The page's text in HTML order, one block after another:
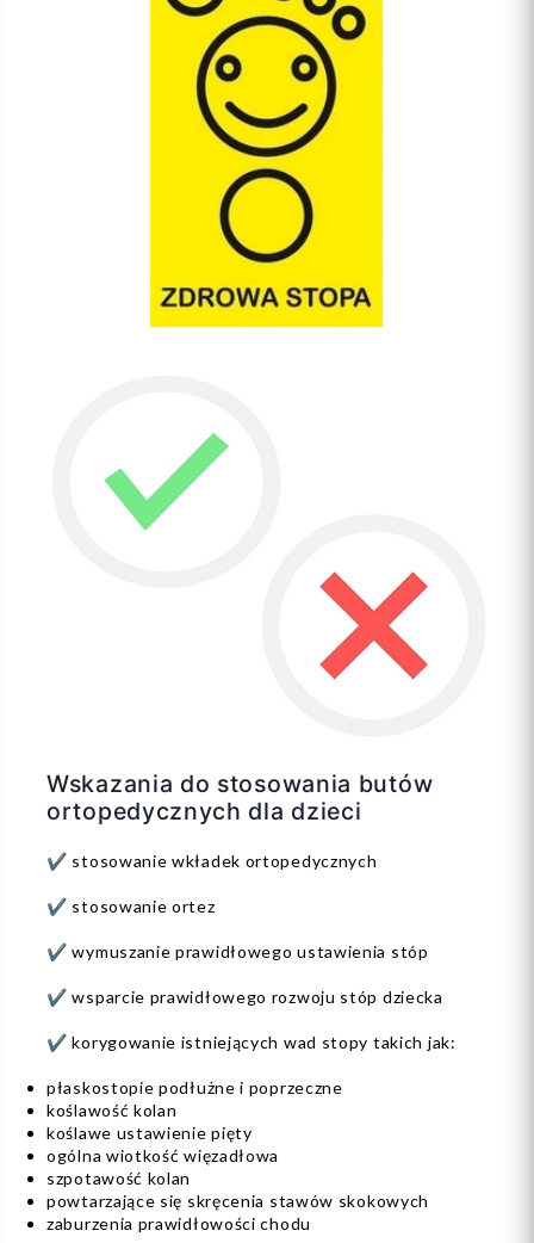
Wskazania do stosowania butów
ortopedycznych dla dzieci
✔️ stosowanie wkładek ortopedycznych
✔️ stosowanie ortez
✔️ wymuszanie prawidłowego ustawienia stóp
✔️ wsparcie prawidłowego rozwoju stóp dziecka
✔️ korygowanie istniejących wad stopy takich jak:
płaskostopie podłużne i poprzeczne
koślawość kolan
koślawe ustawienie pięty
ogólna wiotkość więzadłowa
szpotawość kolan
powtarzające się skręcenia stawów skokowych
zaburzenia prawidłowości chodu